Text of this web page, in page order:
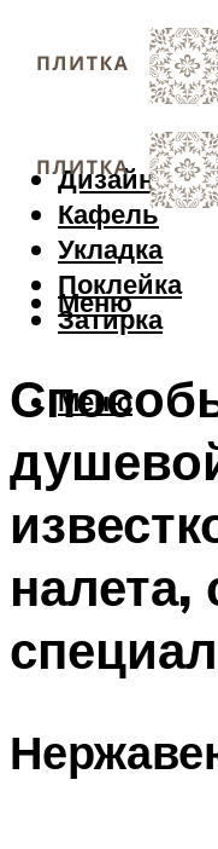
Дизайн
Кафель
Укладка
Поклейка
Затирка
Меню
Меню
налета,